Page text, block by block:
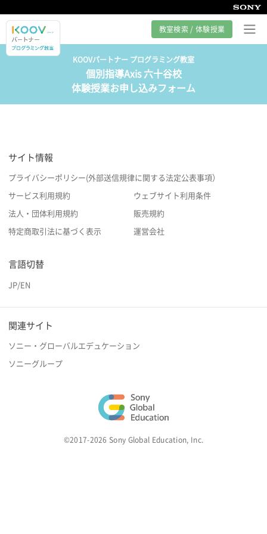
教室検索 / 体験授業
プログラミング教室とは
カリキュラム紹介
サポート
KOOVパートナー プログラミング教室
個別指導Axis 六十谷校
体験授業お申し込みフォーム
サイト情報
プライバシーポリシー(外部送信規律に関する法定公表事項）
サービス利用規約 ウェブサイト利用条件
法人・団体利用規約 販売規約
特定商取引法に基づく表示 運営会社
言語切替
JP/EN
関連サイト
ソニー・グローバルエデュケーション
ソニーグループ
©2017-2026 Sony Global Education, Inc.